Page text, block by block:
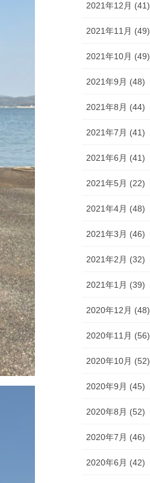
2021年12月 (41)
2021年11月 (49)
2021年10月 (49)
2021年9月 (48)
2021年8月 (44)
2021年7月 (41)
2021年6月 (41)
2021年5月 (22)
2021年4月 (48)
2021年3月 (46)
2021年2月 (32)
2021年1月 (39)
2020年12月 (48)
2020年11月 (56)
2020年10月 (52)
2020年9月 (45)
2020年8月 (52)
2020年7月 (46)
2020年6月 (42)